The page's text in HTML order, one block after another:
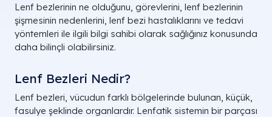
Lenf bezlerinin ne olduğunu, görevlerini, lenf bezlerinin
şişmesinin nedenlerini, lenf bezi hastalıklarını ve tedavi
yöntemleri ile ilgili bilgi sahibi olarak sağlığınız konusunda
daha bilinçli olabilirsiniz.
Lenf Bezleri Nedir?
Lenf bezleri, vücudun farklı bölgelerinde bulunan, küçük,
fasulye şeklinde organlardır. Lenfatik sistemin bir parçası